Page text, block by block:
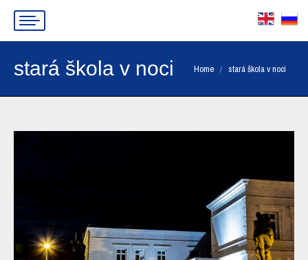
stará škola v noci You are here:
Home stará škola v noci